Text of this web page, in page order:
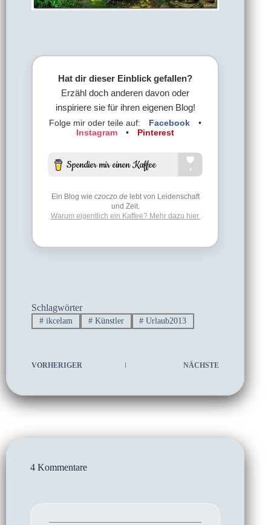
Hat dir dieser Einblick gefallen?
Erzähl doch anderen davon oder
inspiriere sie für ihren eigenen Blog!
Folge mir oder teile auf: Facebook
•
Instagram
• Pinterest
Ein Blog wie czoczo.delebt von Leidenschaft
und Zeit.
Warum eigentlich ein Kaffee? Mehr dazu hier.
Schlagwörter
#ikcelam #Künstler # Urlaub2013
VORHERIGER NÄCHSTE
4 Kommentare